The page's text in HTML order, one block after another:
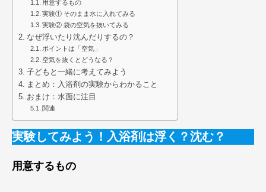
用意するもの
実験① そのまま水に入れてみる
実験② 袋の空気を抜いてみる
なぜ浮いたり沈んだりするの？
ポイントは「空気」
空気を抜くとどうなる？
子どもと一緒に考えてみよう
まとめ：入浴剤の実験からわかること
おまけ：水面に注目
関連
実験してみよう！入浴剤は浮く？沈む？
用意するもの